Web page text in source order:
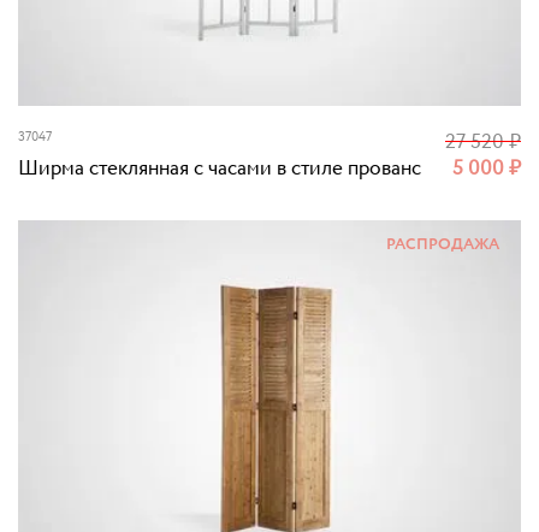
37047
Ширма стеклянная с часами в стиле прованс 5 000₽
27 520₽
РАСПРОДАЖА